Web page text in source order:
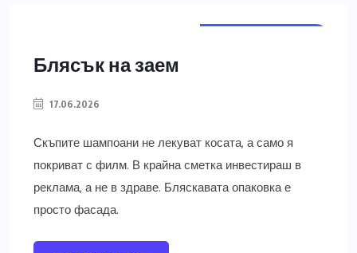
Блясък на заем
17.06.2026
Скъпите шампоани не лекуват косата, а само я
покриват с филм. В крайна сметка инвестираш в
реклама, а не в здраве. Бляскавата опаковка е
просто фасада.